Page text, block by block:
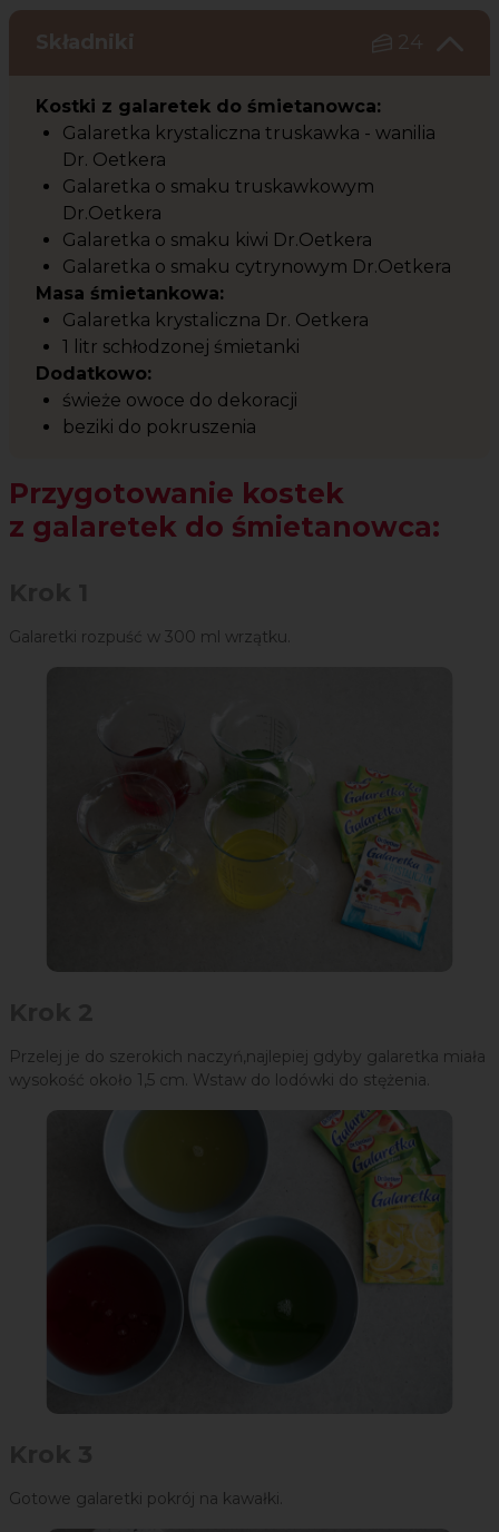
Składniki 24
Kostki z galaretek do śmietanowca:
Galaretka krystaliczna truskawka - wanilia
Dr. Oetkera
Galaretka o smaku truskawkowym
Dr.Oetkera
Galaretka o smaku kiwi Dr.Oetkera
Galaretka o smaku cytrynowym Dr.Oetkera
Masa śmietankowa:
Galaretka krystaliczna Dr. Oetkera
1 litr schłodzonej śmietanki
Dodatkowo:
świeże owoce do dekoracji
beziki do pokruszenia
Przygotowanie kostek
z galaretek do śmietanowca:
Galaretki rozpuść w 300 ml wrzątku.
Przelej je do szerokich naczyń,najlepiej gdyby galaretka miała
wysokość około 1,5 cm. Wstaw do lodówki do stężenia.
Gotowe galaretki pokrój na kawałki.